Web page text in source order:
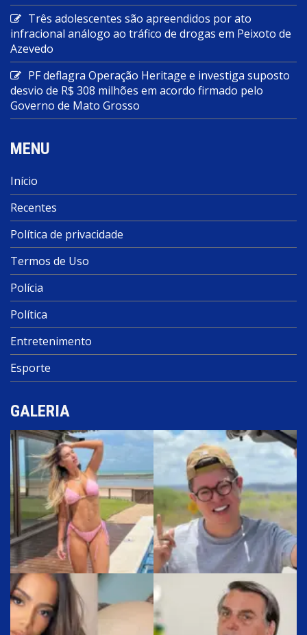
Três adolescentes são apreendidos por ato
infracional análogo ao tráfico de drogas em Peixoto de
Azevedo
PF deflagra Operação Heritage e investiga suposto
desvio de R$ 308 milhões em acordo firmado pelo
Governo de Mato Grosso
MENU
Início
Recentes
Política de privacidade
Termos de Uso
Polícia
Política
Entretenimento
Esporte
GALERIA